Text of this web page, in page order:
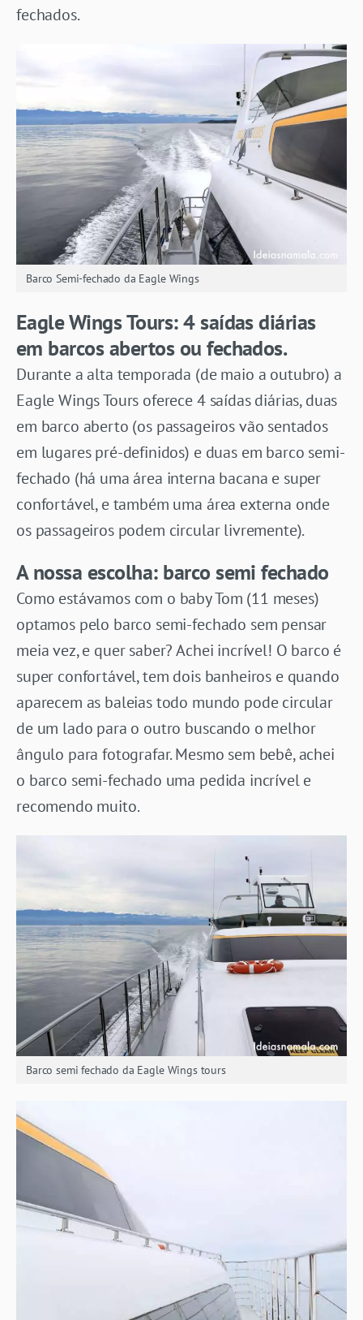
fechados.
Barco Semi-fechado da Eagle Wings
Eagle Wings Tours: 4 saídas diárias
em barcos abertos ou fechados.
Durante a alta temporada (de maio a outubro) a
Eagle Wings Tours oferece 4 saídas diárias, duas
em barco aberto (os passageiros vão sentados
em lugares pré-definidos) e duas em barco semi-
fechado (há uma área interna bacana e super
confortável, e também uma área externa onde
os passageiros podem circular livremente).
A nossa escolha: barco semi fechado
Como estávamos com o baby Tom (11 meses)
optamos pelo barco semi-fechado sem pensar
meia vez, e quer saber? Achei incrível! O barco é
super confortável, tem dois banheiros e quando
aparecem as baleias todo mundo pode circular
de um lado para o outro buscando o melhor
ângulo para fotografar. Mesmo sem bebê, achei
o barco semi-fechado uma pedida incrível e
recomendo muito.
Barco semi fechado da Eagle Wings tours